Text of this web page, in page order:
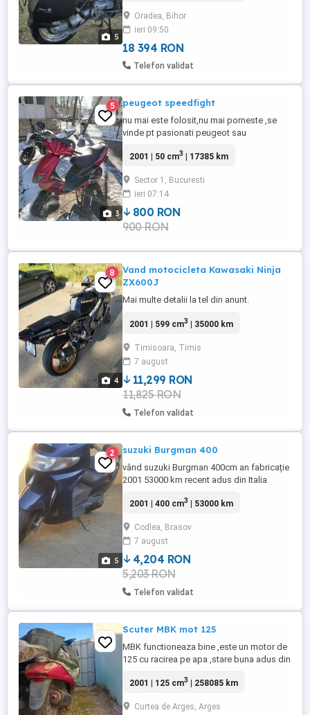
5
autorizat din germania, asa a fost
cumparata de noua. Sunt primul proprietar
in tara, a avut 1 singur proprietar ...
Oradea, Bihor
ieri 09:50
18 394 RON
Telefon validat
3
5 peugeot speedfight
nu mai este folosit,nu mai porneste ,se
vinde pt pasionati peugeot sau
2001 | 50 cm3 | 17385 km
Sector 1, Bucuresti
ieri 07:14
800 RON
900 RON
4
8
Vand motocicleta Kawasaki Ninja
ZX600J
Mai multe detalii la tel din anunt.
2001 | 599 cm3 | 35000 km
Timisoara, Timis
7 august
11,299 RON
11,825 RON
Telefon validat
5
2 suzuki Burgman 400
vând suzuki Burgman 400cm an fabricație
2001 53000 km recent adus din Italia
2001 | 400 cm3 | 53000 km
Codlea, Brasov
7 august
4,204 RON
5,203 RON
Telefon validat
Scuter MBK mot 125
MBK functioneaza bine ,este un motor de
125 cu racirea pe apa ,stare buna adus din
2001 | 125 cm3 | 258085 km
Curtea de Arges, Arges